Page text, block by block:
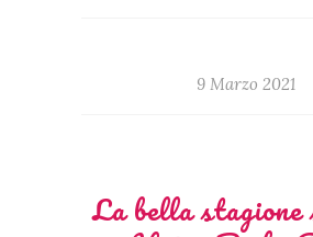
9 Marzo 2021
La bella stagione